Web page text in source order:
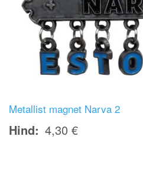
Metallist magnet Narva 2
Hind 4,30 €